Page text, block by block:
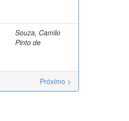
Souza, Camilo
Pinto de
Próximo >